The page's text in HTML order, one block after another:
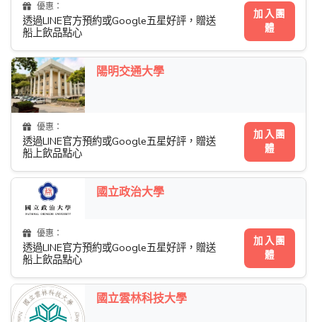
優惠：
透過LINE官方預約或Google五星好評，贈送
船上飲品點心
加入團
體
陽明交通大學
優惠：
透過LINE官方預約或Google五星好評，贈送
船上飲品點心
加入團
體
國立政治大學
優惠：
透過LINE官方預約或Google五星好評，贈送
船上飲品點心
加入團
體
國立雲林科技大學